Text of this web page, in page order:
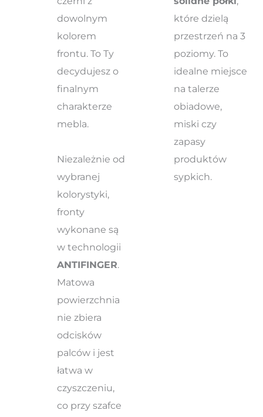
dowolnym
kolorem
frontu. To Ty
decydujesz o
finalnym
charakterze
mebla.
Niezależnie od
wybranej
kolorystyki,
fronty
wykonane są
w technologii
ANTIFINGER.
Matowa
powierzchnia
nie zbiera
odcisków
palców i jest
łatwa w
czyszczeniu,
co przy szafce
które dzielą
przestrzeń na 3
poziomy. To
idealne miejsce
na talerze
obiadowe,
miski czy
zapasy
produktów
sypkich.